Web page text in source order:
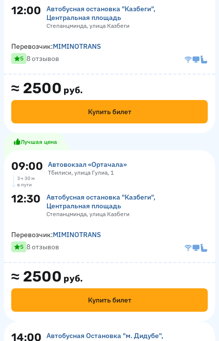
12:00
Автобусная остановка "Казбеги",
Центральная площадь
Степанцминда, улица Казбеги
≈ 2500 руб.
Купить билет
Перевозчик:MIMINOTRANS
5 8 отзывов
Лучшая цена
09:00 Автовокзал «Ортачала»
Тбилиси, улица Гулиа, 1
3 ч 30 м
в пути
12:30
Автобусная остановка "Казбеги",
Центральная площадь
Степанцминда, улица Казбеги
≈ 2500 руб.
Купить билет
Перевозчик:MIMINOTRANS
5 8 отзывов
14:00
Автобусная Остановка "м. Дидубе",